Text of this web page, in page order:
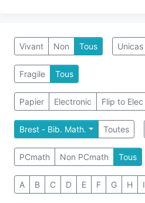
Vivant Non Tous Unicas
Fragile Tous
Papier Electronic Flip to Elec
Brest - Bib. Math. Toutes
PCmath Non PCmath Tous
A B C D E F G H I